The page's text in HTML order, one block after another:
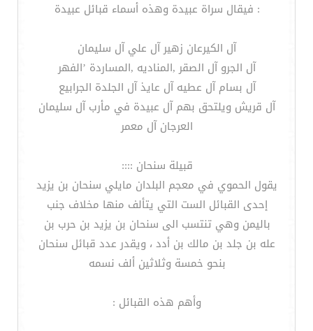
: فيقال سراة عبيدة وهذه أسماء قبائل عبيدة
آل الكيرعان زهير آل علي آل سليمان
آل الجرو آل الصقر ,المناديه ,المساردة ’الفهر
آل بسام آل عطيه آل عايذ آل الجلدة الجرابيع
آل قريش ويلتحق بهم آل عبيدة في مأرب آل سليمان
العرجان آل معمر
قبيلة سنحان ::::
يقول الحموي في معجم البلدان مايلي سنحان بن يزيد
إحدى القبائل الست التي يتألف منها مخلاف جنب
باليمن وهي تنتسب الى سنحان بن يزيد بن حرب بن
عله بن جلد بن مالك بن أدد ، ويقدر عدد قبائل سنحان
بنحو خمسة وثلاثين ألف نسمه
وأهم هذه القبائل :